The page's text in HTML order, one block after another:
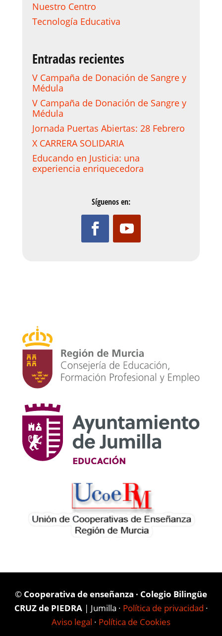
Nuestro Centro
Tecnología Educativa
Entradas recientes
V Campaña de Donación de Sangre y
Médula
V Campaña de Donación de Sangre y
Médula
Jornada Puertas Abiertas: 28 Febrero
X CARRERA SOLIDARIA
Educando en Justicia: una
experiencia enriquecedora
Síguenos en:
© Cooperativa de enseñanza · Colegio Bilingüe
CRUZ de PIEDRA| Jumilla · Política de privacidad ·
Aviso legal · Política de Cookies